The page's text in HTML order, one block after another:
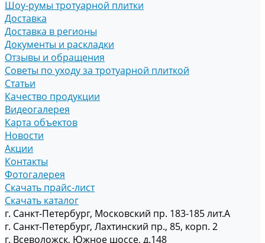
Шоу-румы тротуарной плитки
Доставка
Доставка в регионы
Документы и раскладки
Отзывы и обращения
Советы по уходу за тротуарной плиткой
Статьи
Качество продукции
Видеогалерея
Карта объектов
Новости
Акции
Контакты
Фотогалерея
Скачать прайс-лист
Скачать каталог
г. Санкт-Петербург, Московский пр. 183-185 лит.А
г. Санкт-Петербург, Лахтинский пр., 85, корп. 2
г. Всеволожск, Южное шоссе, д.148